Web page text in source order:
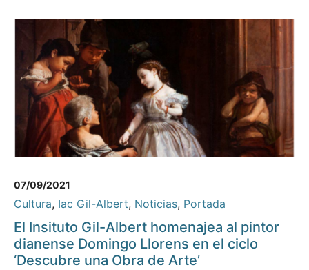
07/09/2021
Cultura, Iac Gil-Albert, Noticias, Portada
El Insituto Gil-Albert homenajea al pintor
dianense Domingo Llorens en el ciclo
‘Descubre una Obra de Arte’